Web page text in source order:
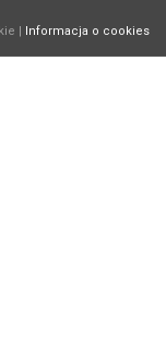
| Informacja o cookies